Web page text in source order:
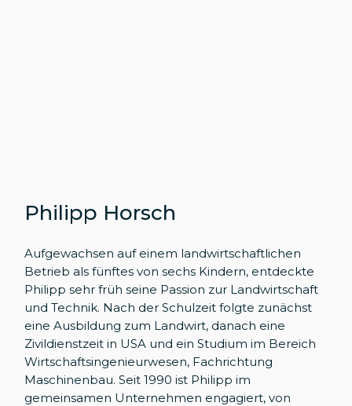
Philipp Horsch
Aufgewachsen auf einem landwirtschaftlichen
Betrieb als fünftes von sechs Kindern, entdeckte
Philipp sehr früh seine Passion zur Landwirtschaft
und Technik. Nach der Schulzeit folgte zunächst
eine Ausbildung zum Landwirt, danach eine
Zivildienstzeit in USA und ein Studium im Bereich
Wirtschaftsingenieurwesen, Fachrichtung
Maschinenbau. Seit 1990 ist Philipp im
gemeinsamen Unternehmen engagiert, von